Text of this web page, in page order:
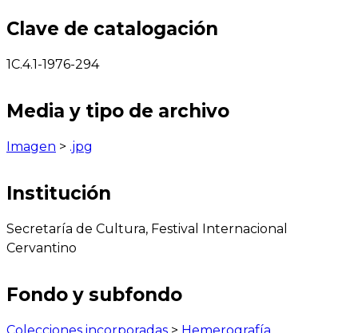
Clave de catalogación
1C.4.1-1976-294
Media y tipo de archivo
Imagen > .jpg
Institución
Secretaría de Cultura, Festival Internacional
Cervantino
Fondo y subfondo